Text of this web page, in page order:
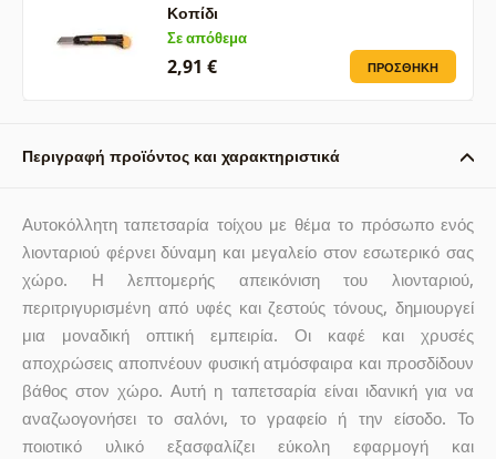
Κοπίδι
Σε απόθεμα
2,91 € ΠΡΟΣΘΉΚΗ
Περιγραφή προϊόντος και χαρακτηριστικά
Αυτοκόλλητη ταπετσαρία τοίχου με θέμα το πρόσωπο ενός
λιονταριού φέρνει δύναμη και μεγαλείο στον εσωτερικό σας
χώρο. Η λεπτομερής απεικόνιση του λιονταριού,
περιτριγυρισμένη από υφές και ζεστούς τόνους, δημιουργεί
μια μοναδική οπτική εμπειρία. Οι καφέ και χρυσές
αποχρώσεις αποπνέουν φυσική ατμόσφαιρα και προσδίδουν
βάθος στον χώρο. Αυτή η ταπετσαρία είναι ιδανική για να
αναζωογονήσει το σαλόνι, το γραφείο ή την είσοδο. Το
ποιοτικό υλικό εξασφαλίζει εύκολη εφαρμογή και